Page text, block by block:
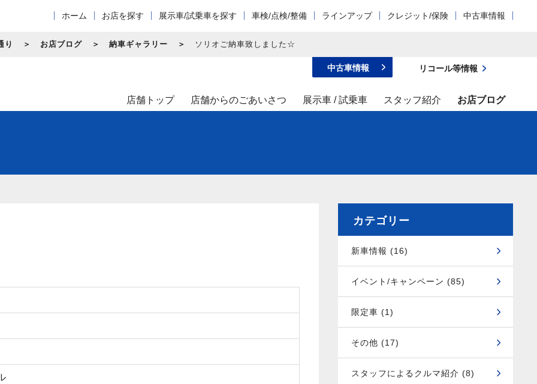
ホーム お店を探す 展示車/試乗車を探す 車検/点検/整備 ラインアップ クレジット/保険 中古車情報
り お店ブログ 納車ギャラリー ソリオご納車致しました☆
店舗トップ 店舗からのごあいさつ 展示車 / 試乗車 スタッフ紹介 お店ブログ
中古車情報 リコール等情報
カテゴリー
新車情報 (16)
イベント/キャンペーン (85)
限定車 (1)
その他 (17)
スタッフによるクルマ紹介 (8)